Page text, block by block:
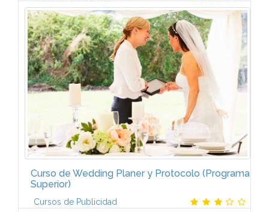
A lo largo de Curso de Auxiliar de EnfermerÃ­a
PediÃ¡trica de CCC aprenderÃ¡s:* ConocerÃ¡s las
enfermedades infecciosas mÃ¡s habituales en los
niÃ±os y los cuidados que requieren.*...
Curso de Wedding Planer y Protocolo (Programa
Superior)
Cursos de Publicidad